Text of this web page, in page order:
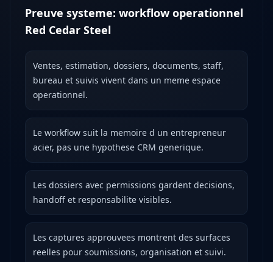
Preuve systeme: workflow operationnel
Red Cedar Steel
Ventes, estimation, dossiers, documents, staff,
bureau et suivis vivent dans un meme espace
operationnel.
Le workflow suit la memoire d un entrepreneur
acier, pas une hypothese CRM generique.
Les dossiers avec permissions gardent decisions,
handoff et responsabilite visibles.
Les captures approuvees montrent des surfaces
reelles pour soumissions, organisation et suivi.